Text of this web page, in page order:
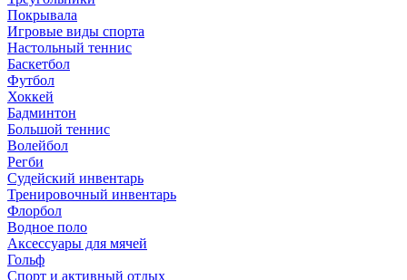
Покрывала
Игровые виды спорта
Настольный теннис
Баскетбол
Футбол
Хоккей
Бадминтон
Большой теннис
Волейбол
Регби
Судейский инвентарь
Тренировочный инвентарь
Флорбол
Водное поло
Аксессуары для мячей
Гольф
Спорт и активный отдых